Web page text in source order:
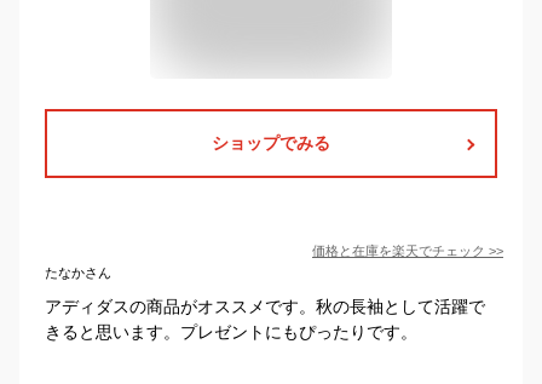
ショップでみる
価格と在庫を楽天でチェック >>
たなかさん
アディダスの商品がオススメです。秋の長袖として活躍で
きると思います。プレゼントにもぴったりです。